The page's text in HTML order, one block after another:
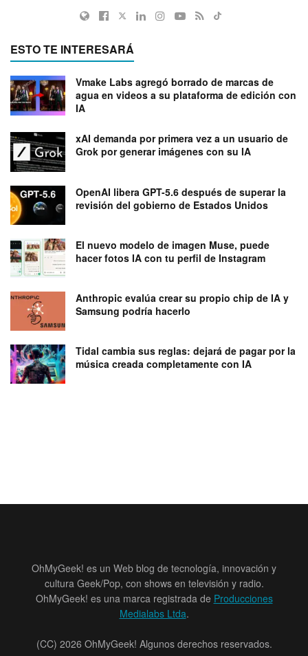
ESTO TE INTERESARÁ
Vmake Labs agregó borrado de marcas de
agua en videos a su plataforma de edición con
IA
xAI demanda por primera vez a un usuario de
Grok por generar imágenes con su IA
OpenAI libera GPT-5.6 después de superar la
revisión del gobierno de Estados Unidos
El nuevo modelo de imagen Muse, puede
hacer fotos IA con tu perfil de Instagram
Anthropic evalúa crear su propio chip de IA y
Samsung podría hacerlo
Tidal cambia sus reglas: dejará de pagar por la
música creada completamente con IA
OhMyGeek! es un Web blog de tecnología, innovación y
cultura Geek/Pop, con shows en televisión y radio.
OhMyGeek! es una marca registrada de Producciones
Medialabs Ltda.
(CC) 2026 OhMyGeek! Algunos derechos reservados.